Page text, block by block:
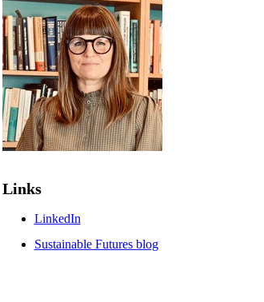
Links
LinkedIn
Sustainable Futures blog